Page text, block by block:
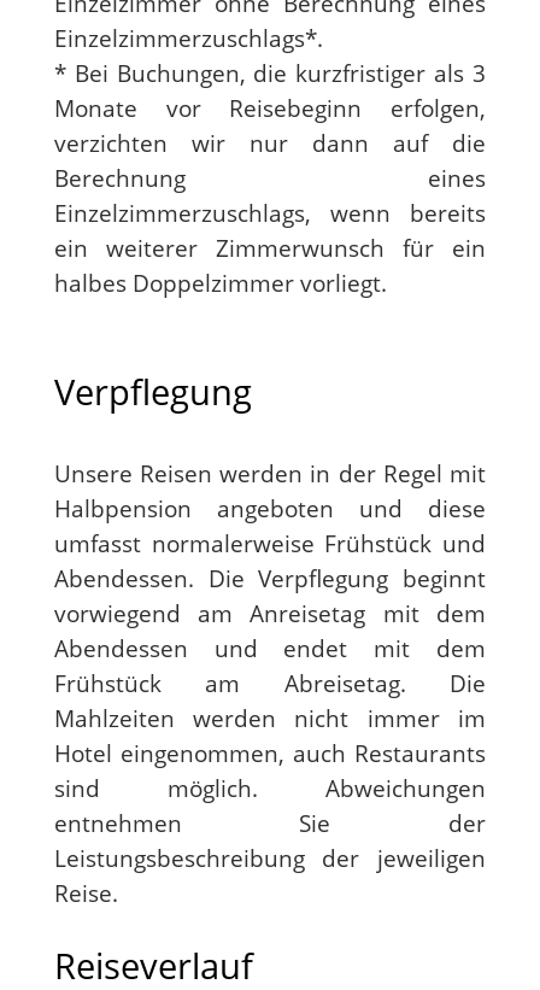
Einzelzimmerzuschlags*.
* Bei Buchungen, die kurzfristiger als 3
Monate vor Reisebeginn erfolgen,
verzichten wir nur dann auf die
Berechnung eines
Einzelzimmerzuschlags, wenn bereits
ein weiterer Zimmerwunsch für ein
halbes Doppelzimmer vorliegt.
Verpflegung
Unsere Reisen werden in der Regel mit
Halbpension angeboten und diese
umfasst normalerweise Frühstück und
Abendessen. Die Verpflegung beginnt
vorwiegend am Anreisetag mit dem
Abendessen und endet mit dem
Frühstück am Abreisetag. Die
Mahlzeiten werden nicht immer im
Hotel eingenommen, auch Restaurants
sind möglich. Abweichungen
entnehmen Sie der
Leistungsbeschreibung der jeweiligen
Reise.
Reiseverlauf